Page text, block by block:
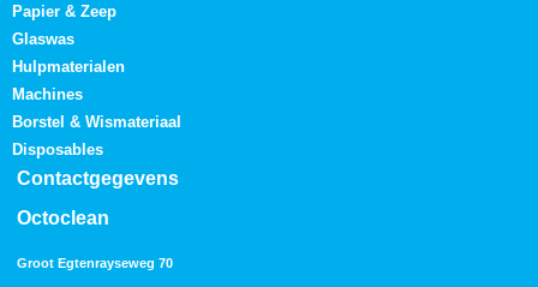
Papier & Zeep
Glaswas
Hulpmaterialen
Machines
Borstel & Wismateriaal
Disposables
Contactgegevens
Octoclean
Groot Egtenrayseweg 70